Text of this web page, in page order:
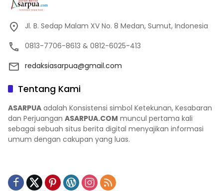
Jl. B. Sedap Malam XV No. 8 Medan, Sumut, Indonesia
0813-7706-8613 & 0812-6025-413
redaksiasarpua@gmail.com
Tentang Kami
ASARPUA adalah Konsistensi simbol Ketekunan, Kesabaran
dan Perjuangan ASARPUA.COM muncul pertama kali
sebagai sebuah situs berita digital menyajikan informasi
umum dengan cakupan yang luas.